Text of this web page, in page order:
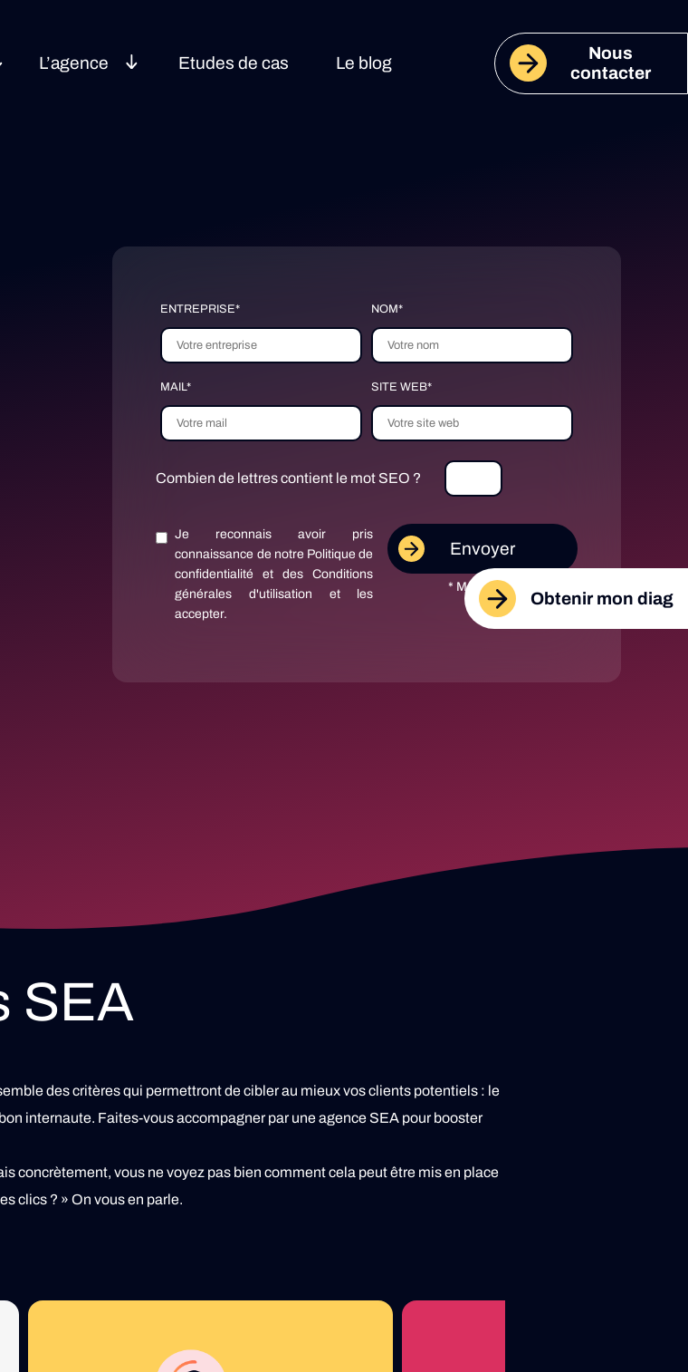
L’agence Etudes de cas Le blog
Nous
contacter
Obtenir mon diag
ENTREPRISE* NOM*
MAIL* SITE WEB*
Combien de lettres contient le mot SEO ?
Je reconnais avoir pris
connaissance de notre Politique de
confidentialité et des Conditions
générales d'utilisation et les
accepter.
* Mentions obligatoires
SEA
des critères qui permettront de cibler au mieux vos clients potentiels : le
internaute. Faites-vous accompagner par une agence SEA pour booster
concrètement, vous ne voyez pas bien comment cela peut être mis en place
clics ? » On vous en parle.